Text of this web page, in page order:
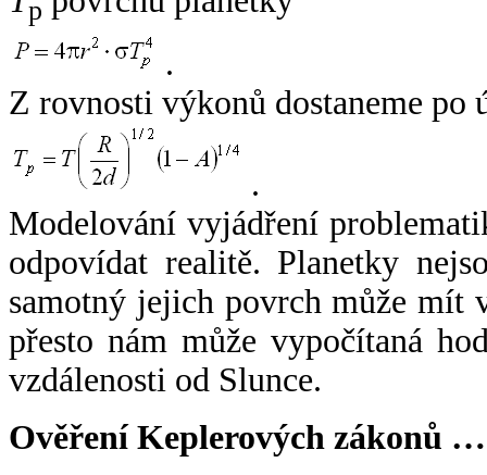
p
.
Z rovnosti výkonů dostaneme po
.
Modelování vyjádření
odpovídat realitě. Planetky
samotný jejich povrch může mít
přesto nám může vypočítaná
vzdálenosti od Slunce.
Ověření Keplerových zákonů …